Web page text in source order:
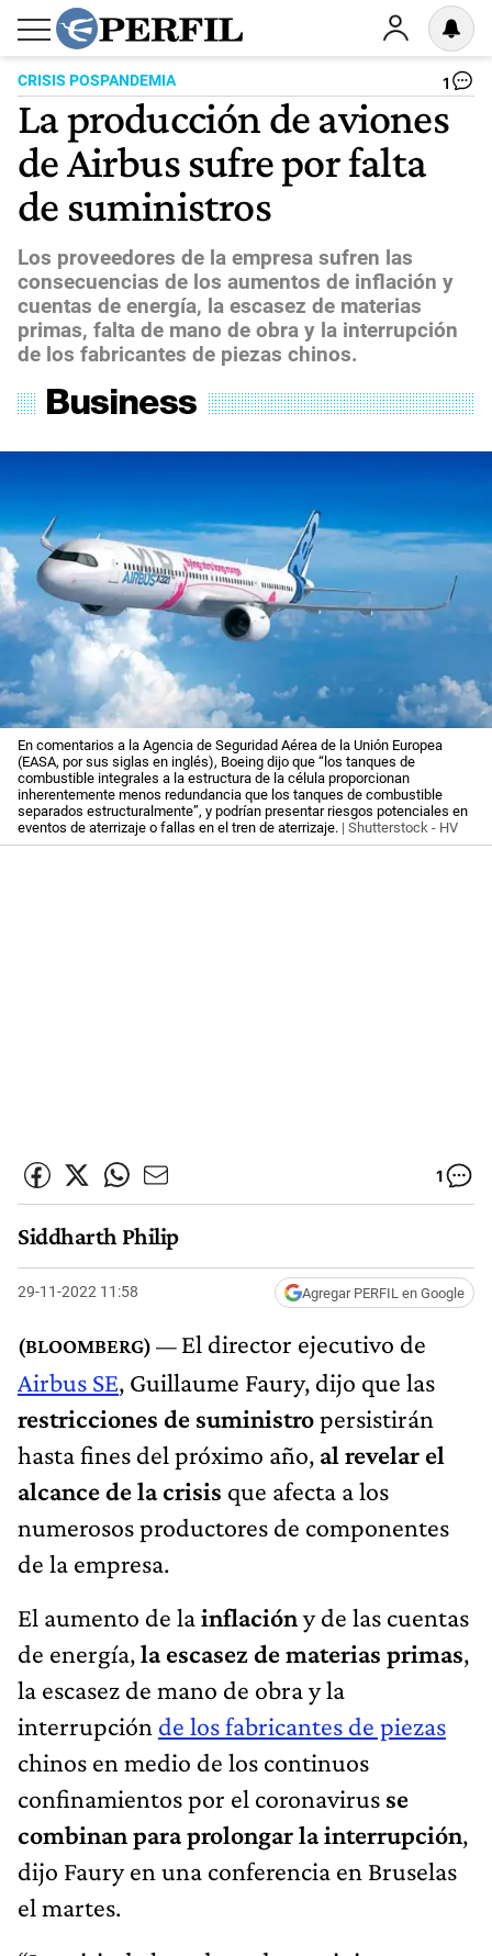
CRISIS POSPANDEMIA 1
La producción de aviones
de Airbus sufre por falta
de suministros
Los proveedores de la empresa sufren las
consecuencias de los aumentos de inflación y
cuentas de energía, la escasez de materias
primas, falta de mano de obra y la interrupción
de los fabricantes de piezas chinos.
En comentarios a la Agencia de Seguridad Aérea de la Unión Europea
(EASA, por sus siglas en inglés), Boeing dijo que “los tanques de
combustible integrales a la estructura de la célula proporcionan
inherentemente menos redundancia que los tanques de combustible
separados estructuralmente”, y podrían presentar riesgos potenciales en
eventos de aterrizaje o fallas en el tren de aterrizaje. | Shutterstock - HV
1
Siddharth Philip
29-11-2022 11:58 Agregar PERFIL en Google
El director ejecutivo de
Airbus SE, Guillaume Faury, dijo que las
restricciones de suministropersistirán
hasta fines del próximo año, al revelar el
alcance de la crisis que afecta a los
numerosos productores de componentes
de la empresa.
El aumento de lainflacióny de las cuentas
de energía,la escasez de materias primas,
la escasez de mano de obra y la
interrupción de los fabricantes de piezas
chinos en medio de los continuos
confinamientos por el coronavirus se
combinan para prolongar la interrupción,
dijo Faury en una conferencia en Bruselas
el martes.